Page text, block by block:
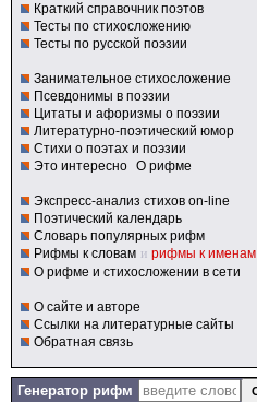
Краткий справочник поэтов
Тесты по стихосложению
Тесты по русской поэзии
Занимательное стихосложение
Псевдонимы в поэзии
Цитаты и афоризмы о поэзии
Литературно-поэтический юмор
Стихи о поэтах и поэзии
Это интересно О рифме
Экспресс-анализ стихов on-line
Поэтический календарь
Словарь популярных рифм
Рифмы к словам и рифмы к именам
О рифме и стихосложении в сети
О сайте и авторе
Ссылки на литературные сайты
Обратная связь
Генератор рифм